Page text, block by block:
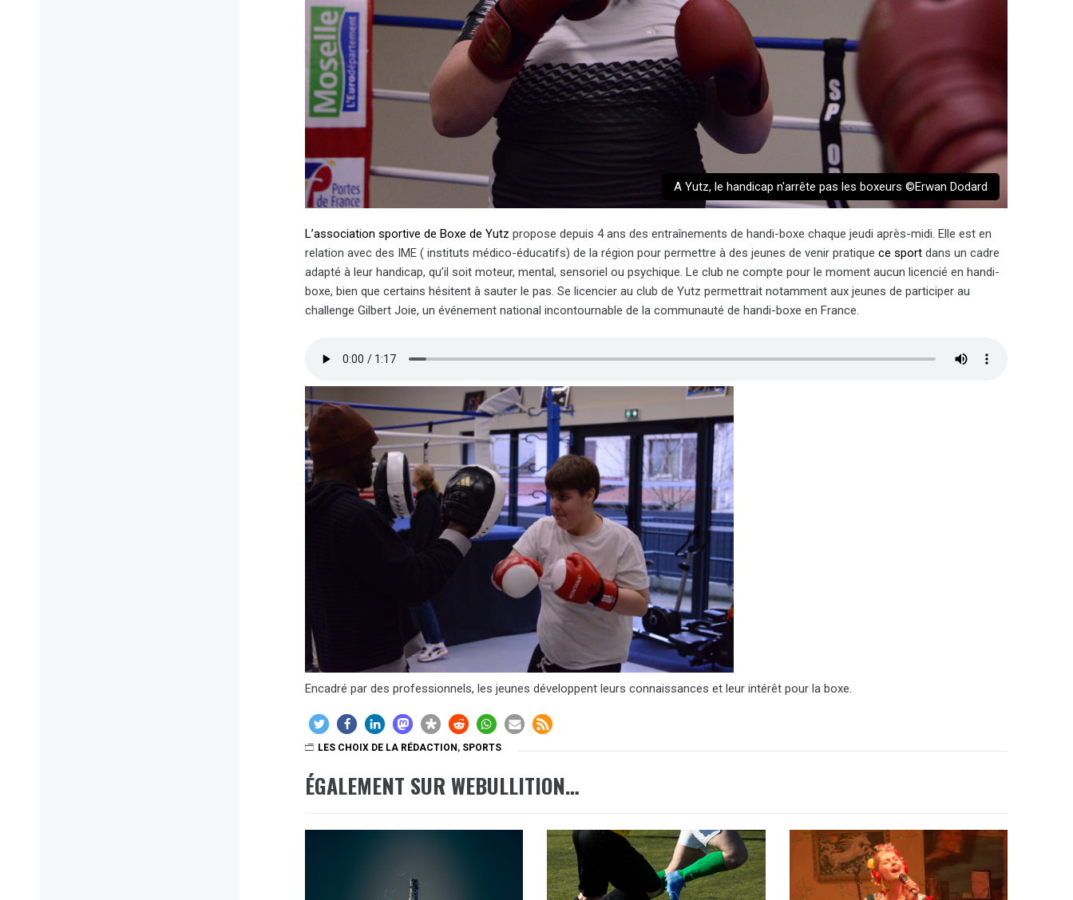
A Yutz, le handicap n'arrête pas les boxeurs ©Erwan Dodard
L’association sportive de Boxe de Yutz propose depuis 4 ans des entraînements de handi-boxe chaque jeudi après-midi. Elle est en
relation avec des IME ( instituts médico-éducatifs) de la région pour permettre à des jeunes de venir pratiquece sport dans un cadre
adapté à leur handicap, qu’il soit moteur, mental, sensoriel ou psychique. Le club ne compte pour le moment aucun licencié en handi-
boxe, bien que certains hésitent à sauter le pas. Se licencier au club de Yutz permettrait notamment aux jeunes de participer au
challenge Gilbert Joie, un événement national incontournable de la communauté de handi-boxe en France.
Encadré par des professionnels, les jeunes développent leurs connaissances et leur intérêt pour la boxe.
LES CHOIX DE LA RÉDACTION , SPORTS
ÉGALEMENT SUR WEBULLITION…